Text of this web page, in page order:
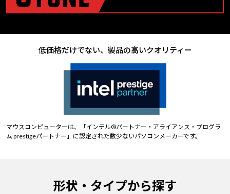
低価格だけでない、製品の高いクオリティー
マウスコンピューターは、「インテル®パートナー・アライアンス・プログラ
ム prestigeパートナー」に認定された数少ないパソコンメーカーです。
形状・タイプから探す